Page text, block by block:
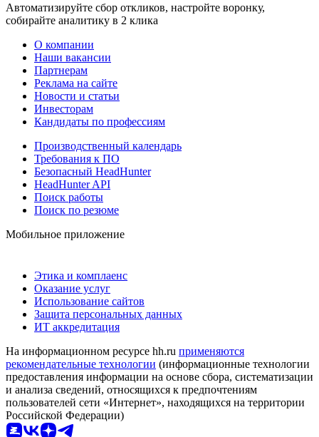
Автоматизируйте сбор откликов, настройте воронку,
собирайте аналитику в 2 клика
О компании
Наши вакансии
Партнерам
Реклама на сайте
Новости и статьи
Инвесторам
Кандидаты по профессиям
Производственный календарь
Требования к ПО
Безопасный HeadHunter
HeadHunter API
Поиск работы
Поиск по резюме
Мобильное приложение
Этика и комплаенс
Оказание услуг
Использование сайтов
Защита персональных данных
ИТ аккредитация
На информационном ресурсе hh.ru применяются
рекомендательные технологии (информационные технологии
предоставления информации на основе сбора, систематизации
и анализа сведений, относящихся к предпочтениям
пользователей сети «Интернет», находящихся на территории
Российской Федерации)